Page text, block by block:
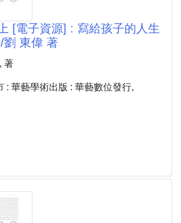
[電子資源] : 寫給孩子的人生
劉 東偉 著
著
: 華藝學術出版 : 華藝數位發行,